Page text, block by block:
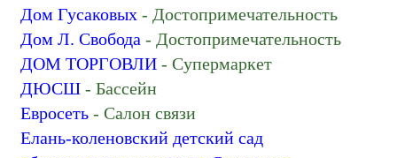
Нитки, пряжа
Нотариусы
Оборудование для легкой промышленности
Обслуживание электросетей
Общеобразовательная школа
Одежда оптом
Дом Гусаковых - Достопримечательность
Дом Л. Свобода - Достопримечательность
ДОМ ТОРГОВЛИ - Супермаркет
ДЮСШ - Бассейн
Евросеть - Салон связи
Елань-коленовский детский сад